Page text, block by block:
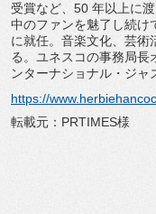
受賞など、50 年以上に
中のファンを魅了し続け
に就任。音楽文化、 芸術
る。 ユネスコの事務局長
ンターナショナル・ジャ
https://
転載元：PRTIMES様